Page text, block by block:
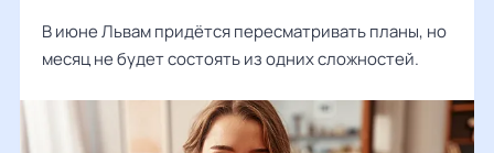
В июне Львам придётся пересматривать планы, но
месяц не будет состоять из одних сложностей.